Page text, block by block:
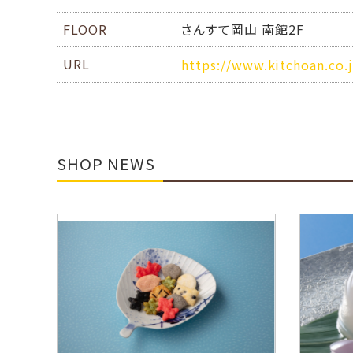
FLOOR
さんすて岡山 南館2F
URL
https://
SHOP NEWS